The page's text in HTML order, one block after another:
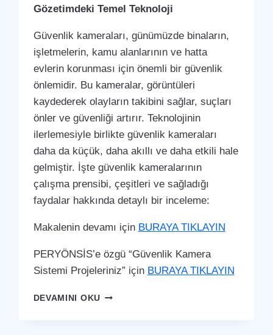
Gözetimdeki Temel Teknoloji
Güvenlik kameraları, günümüzde binaların,
işletmelerin, kamu alanlarının ve hatta
evlerin korunması için önemli bir güvenlik
önlemidir. Bu kameralar, görüntüleri
kaydederek olayların takibini sağlar, suçları
önler ve güvenliği artırır. Teknolojinin
ilerlemesiyle birlikte güvenlik kameraları
daha da küçük, daha akıllı ve daha etkili hale
gelmiştir. İşte güvenlik kameralarının
çalışma prensibi, çeşitleri ve sağladığı
faydalar hakkında detaylı bir inceleme:
Makalenin devamı için BURAYA TIKLAYIN
PERYÖNSİS’e özgü “Güvenlik Kamera
Sistemi Projeleriniz” için BURAYA TIKLAYIN
DEVAMINI OKUBILECIK